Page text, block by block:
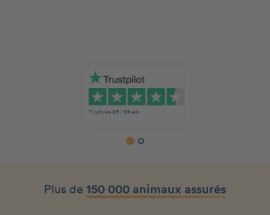
Plus de 150 000 animaux assurés